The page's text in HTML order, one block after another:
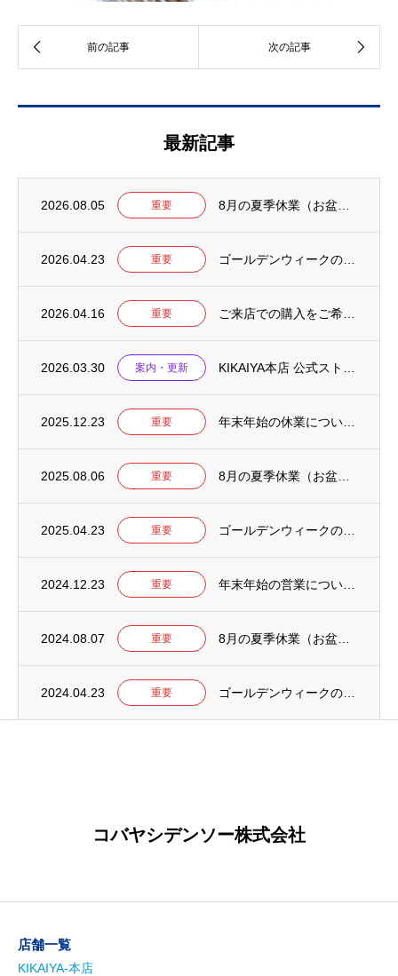
最新記事
2026.08.05 重要
2026.04.23 重要
2026.04.16 重要
2026.03.30 案内・更新
2025.12.23 重要
2025.08.06 重要
2025.04.23 重要
2024.12.23 重要
2024.08.07 重要
2024.04.23 重要
コバヤシデンソー株式会社
店舗一覧
KIKAIYA-本店